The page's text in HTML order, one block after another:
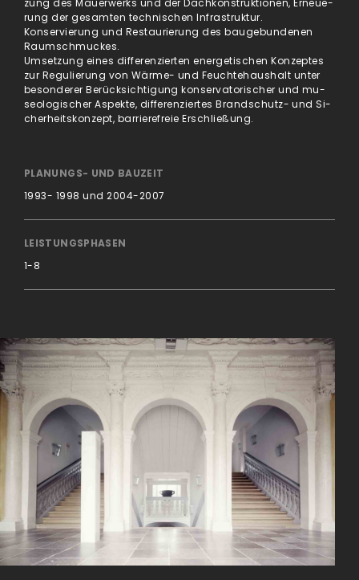
rung der ge­sam­ten tech­ni­schen In­fra­struk­tur.
Kon­ser­vie­rung und Re­stau­rie­rung des bau­ge­bun­de­nen
Raumschmuckes.
Umsetzung eines dif­fe­ren­zier­ten ener­ge­ti­schen Kon­zeptes
zur Re­gu­lie­rung von Wär­me- und Feuch­te­haus­halt un­ter
be­son­de­rer Be­rück­sich­ti­gung kon­ser­va­to­ri­scher und mu­
seo­lo­gi­scher Aspek­te, dif­fe­ren­zier­tes Brand­schutz- und Si­
cher­heits­kon­zept, bar­rie­re­freie Er­schließung.
PLANUNGS- UND BAUZEIT
1993- 1998 und 2004-2007
LEISTUNGSPHASEN
1-8